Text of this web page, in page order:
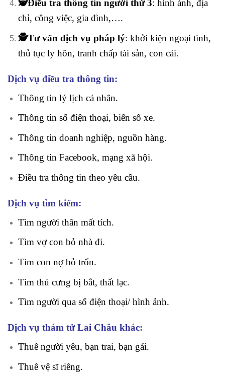
🕵️Điều tra thông tin người thứ 3: hình ảnh, địa
chỉ, công việc, gia đình,….
🕵️Tư vấn dịch vụ pháp lý: khởi kiện ngoại tình,
thủ tục ly hôn, tranh chấp tài sản, con cái.
Dịch vụ điều tra thông tin:
Thông tin lý lịch cá nhân.
Thông tin số điện thoại, biển số xe.
Thông tin doanh nghiệp, nguồn hàng.
Thông tin Facebook, mạng xã hội.
Điều tra thông tin theo yêu cầu.
Dịch vụ tìm kiếm:
Tìm người thân mất tích.
Tìm vợ con bỏ nhà đi.
Tìm con nợ bỏ trốn.
Tìm thú cưng bị bắt, thất lạc.
Tìm người qua số điện thoại/ hình ảnh.
Dịch vụ thám tử Lai Châu khác:
Thuê người yêu, bạn trai, bạn gái.
Thuê vệ sĩ riêng.